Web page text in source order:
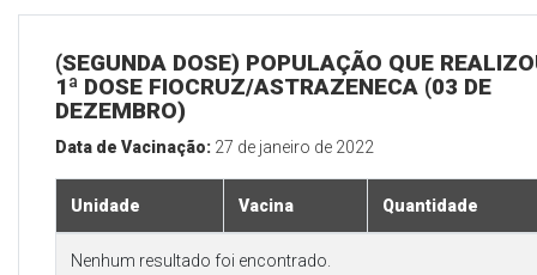
(SEGUNDA DOSE) POPULAÇÃO QUE
1ª DOSE FIOCRUZ/ASTRAZENECA (03 DE
DEZEMBRO)
Data de Vacinação: 27 de janeiro de 2022
Unidade Vacina Quantidade
Nenhum resultado foi encontrado.